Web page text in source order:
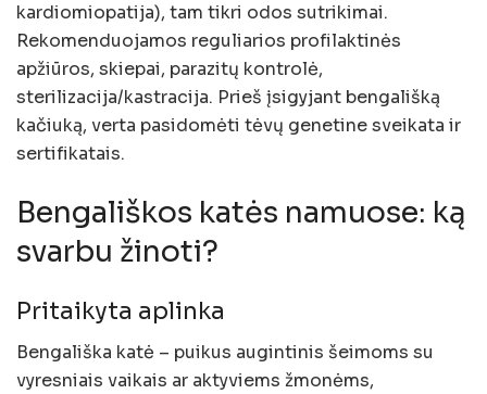
kardiomiopatija), tam tikri odos sutrikimai.
Rekomenduojamos reguliarios profilaktinės
apžiūros, skiepai, parazitų kontrolė,
sterilizacija/kastracija. Prieš įsigyjant bengališką
kačiuką, verta pasidomėti tėvų genetine sveikata ir
sertifikatais.
Bengališkos katės namuose: ką
svarbu žinoti?
Pritaikyta aplinka
Bengališka katė – puikus augintinis šeimoms su
vyresniais vaikais ar aktyviems žmonėms,